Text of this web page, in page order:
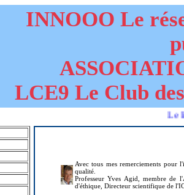
INNOOO Le
LCE9 Le Club
Le livre de
Avec tous mes remerciements pour
qualité.
Professeur Yves Agid, membre de
d'éthique, Directeur scientifique de